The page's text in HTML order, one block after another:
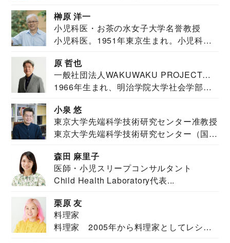
榊原 洋一
小児科医・お茶の水女子大学名誉教授
小児科医。1951年東京生まれ。小児科
原 哲也
一般社団法人WAKUWAKU PROJECT
JAPAN代表・言語聴覚士・社会福祉士
1966年生まれ、明治学院大学社会学部福
小泉 悠
東京大学先端科学技術研究センター准教授
東京大学先端科学技術研究センター（国際
森田 麻里子
医師・小児スリープコンサルタント
Child Health Laboratory代表...
栗原 友
料理家
料理家 2005年から料理家としてレシピ